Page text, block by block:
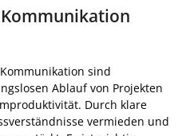
sind
Ablauf von Projekten
Durch klare
vermieden und